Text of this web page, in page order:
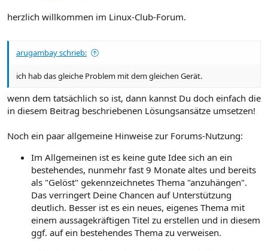
herzlich willkommen im Linux-Club-Forum.
arugambay schrieb:
ich hab das gleiche Problem mit dem gleichen Gerät.
wenn dem tatsächlich so ist, dann kannst Du doch einfach die
in diesem Beitrag beschriebenen Lösungsansätze umsetzen!
Noch ein paar allgemeine Hinweise zur Forums-Nutzung:
Im Allgemeinen ist es keine gute Idee sich an ein
bestehendes, nunmehr fast 9 Monate altes und bereits
als "Gelöst" gekennzeichnetes Thema "anzuhängen".
Das verringert Deine Chancen auf Unterstützung
deutlich. Besser ist es ein neues, eigenes Thema mit
einem aussagekräftigen Titel zu erstellen und in diesem
ggf. auf ein bestehendes Thema zu verweisen.